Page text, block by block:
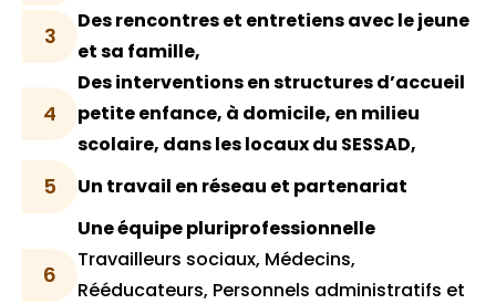
3
Des rencontres et entretiens avec le jeune
et sa famille,
4
Des interventions en structures d’accueil
petite enfance, à domicile, en milieu
scolaire, dans les locaux du SESSAD,
5 Un travail en réseau et partenariat
6
Une équipe pluriprofessionnelle
Travailleurs sociaux, Médecins,
Rééducateurs, Personnels administratifs et